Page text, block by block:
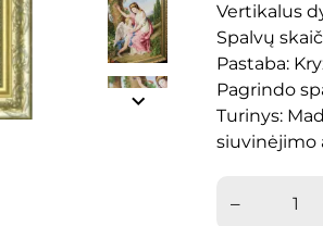
keyboard_arrow_right
Vertikalus
Spalvų
Pastaba:
Pagrindo
Turinys:
siuvinėjimo
–